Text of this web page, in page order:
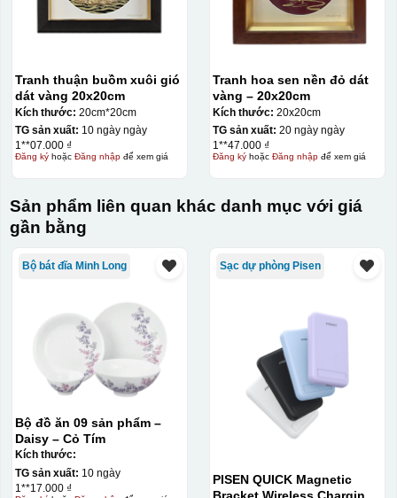
Kiểu in:
Chất liệu:
Vàng 24k
Tranh thuận buồm xuôi gió
dát vàng 20x20cm
Kích thước: 20cm*20cm
TG sản xuất: 10 ngày ngày
1**07.000 ₫
Đăng kýhoặc Đăng nhậpđể xem giá
Tranh hoa sen nền đỏ dát
vàng – 20x20cm
Kích thước: 20x20cm
TG sản xuất: 20 ngày ngày
1**47.000 ₫
Đăng kýhoặc Đăng nhậpđể xem giá
Sản phẩm liên quan khác danh mục với giá
gần bằng
Bộ bát đĩa Minh Long
Bộ đồ ăn 09 sản phẩm –
Daisy – Cỏ Tím
Kích thước:
TG sản xuất: 10 ngày
1**17.000 ₫
Sạc dự phòng Pisen
PISEN QUICK Magnetic